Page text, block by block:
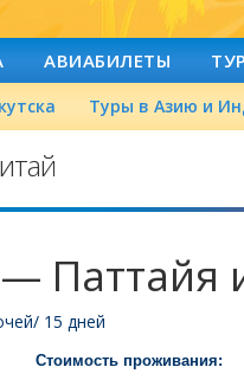
АВИАБИЛЕТЫ
Туры в Азию и
Паттайя
15 дней
Стоимость проживания: